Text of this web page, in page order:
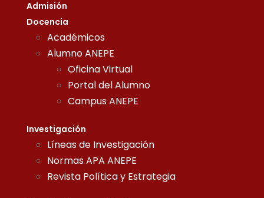
Admisión
Docencia
Académicos
Alumno ANEPE
Oficina Virtual
Portal del Alumno
Campus ANEPE
Investigación
Líneas de Investigación
Normas APA ANEPE
Revista Política y Estrategia